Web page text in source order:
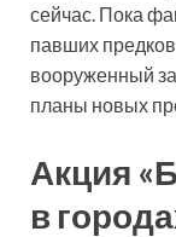
сейчас. Пока
павших
вооруженный
планы новых
Акция
в